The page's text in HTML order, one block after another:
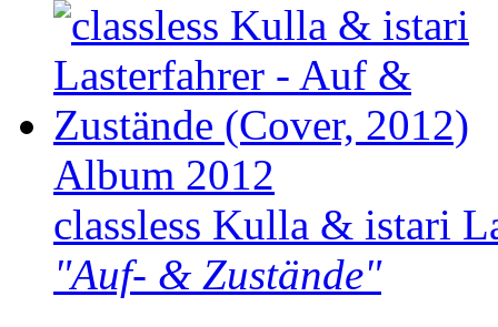
Album 2012
classless Kulla & istari
"Auf- & Zustände"